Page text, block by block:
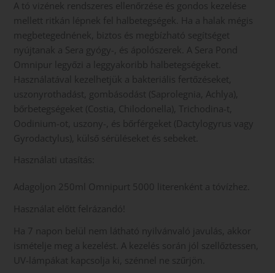
A tó vizének rendszeres ellenőrzése és gondos kezelése
mellett ritkán lépnek fel halbetegségek. Ha a halak mégis
megbetegednének, biztos és megbízható segítséget
nyújtanak a Sera gyógy-, és ápolószerek. A Sera Pond
Omnipur legyőzi a leggyakoribb halbetegségeket.
Használatával kezelhetjük a bakteriális fertőzéseket,
uszonyrothadást, gombásodást (Saprolegnia, Achlya),
bőrbetegségeket (Costia, Chilodonella), Trichodina-t,
Oodinium-ot, uszony-, és bőrférgeket (Dactylogyrus vagy
Gyrodactylus), külső sérüléseket és sebeket.
Használati utasítás:
Adagoljon 250ml Omnipurt 5000 literenként a tóvízhez.
Használat előtt felrázandó!
Ha 7 napon belül nem látható nyilvánvaló javulás, akkor
ismételje meg a kezelést. A kezelés során jól szellőztessen,
UV-lámpákat kapcsolja ki, szénnel ne szűrjön.